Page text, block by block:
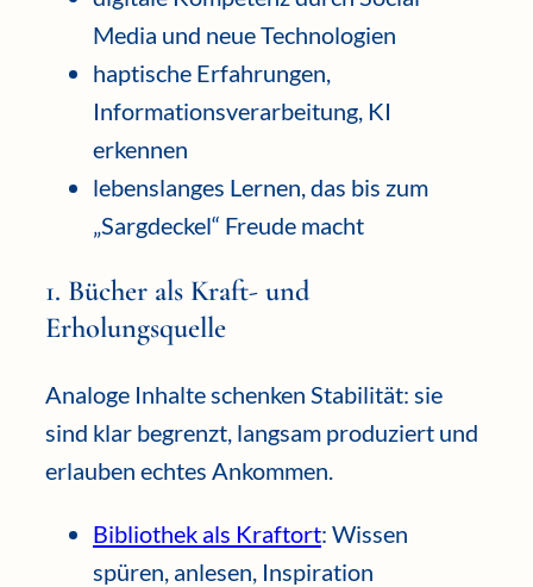
Media und neue Technologien
haptische Erfahrungen,
Informationsverarbeitung, KI
erkennen
lebenslanges Lernen, das bis zum
„Sargdeckel“ Freude macht
1. Bücher als Kraft- und
Erholungsquelle
Analoge Inhalte schenken Stabilität: sie
sind klar begrenzt, langsam produziert und
erlauben echtes Ankommen.
Bibliothek als Kraftort: Wissen
spüren, anlesen, Inspiration